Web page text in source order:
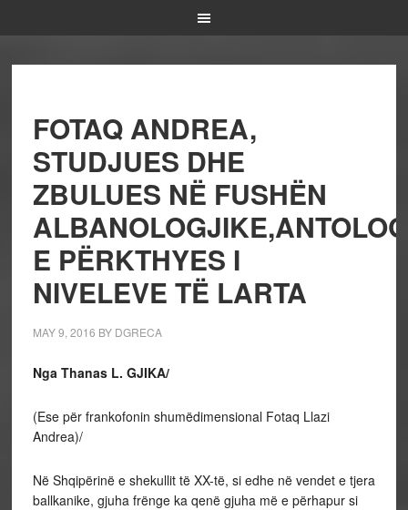
FOTAQ ANDREA,
STUDJUES DHE
ZBULUES NË FUSHËN
E PËRKTHYES I
NIVELEVE TË LARTA
MAY 9, 2016 BY DGRECA
Nga Thanas L. GJIKA/
(Ese për frankofonin shumëdimensional Fotaq Llazi
Andrea)/
Në Shqipërinë e shekullit të XX-të, si edhe në vendet e tjera
ballkanike, gjuha frënge ka qenë gjuha më e përhapur si